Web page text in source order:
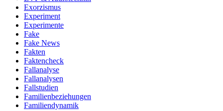
Exorzismus
Experiment
Experimente
Fake
Fake News
Fakten
Faktencheck
Fallanalyse
Fallanalysen
Fallstudien
Familienbeziehungen
Familiendynamik